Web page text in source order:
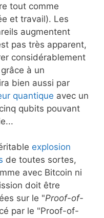
tout comme
et travail). Les
augmentent
pas très apparent,
considérablement
grâce à un
bien aussi par
quantique avec un
qubits pouvant
explosion
de toutes sortes,
avec Bitcoin ni
doit être
sur le "Proof-of-
par le "Proof-of-